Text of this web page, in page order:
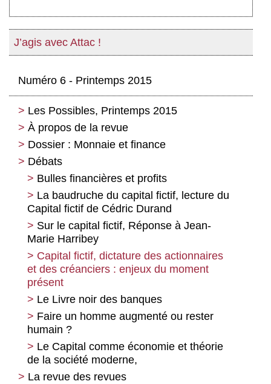
J’agis avec Attac !
Numéro 6 - Printemps 2015
Les Possibles, Printemps 2015
À propos de la revue
Dossier : Monnaie et finance
Qu’est-ce que la monnaie ? Petit
préalable à sa reconquête
« La monnaie est un rapport social »
Entretien avec Michel Aglietta
Grèce : une économie dépendante et
rentière
Pourquoi un audit de la dette de la
Grèce
La perspective locale inédite d’une sortie
de la zone euro : la Grèce et ses
avantages comparatifs
Dette illégitime : un concept dangereux !
À quoi sert une banque centrale ? Que
fait la BCE ? Que devrait-elle faire ?
Le déficit démocratique à la BCE du
Débats
Bulles financières et profits
La baudruche du capital fictif, lecture du
Capital fictif de Cédric Durand
Sur le capital fictif, Réponse à Jean-
Marie Harribey
Capital fictif, dictature des actionnaires
et des créanciers : enjeux du moment
présent
Le Livre noir des banques
Faire un homme augmenté ou rester
humain ?
Le Capital comme économie et théorie
de la société moderne,
La revue des revues